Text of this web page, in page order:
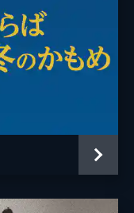
グレン・グールド
ポール・モナシュ